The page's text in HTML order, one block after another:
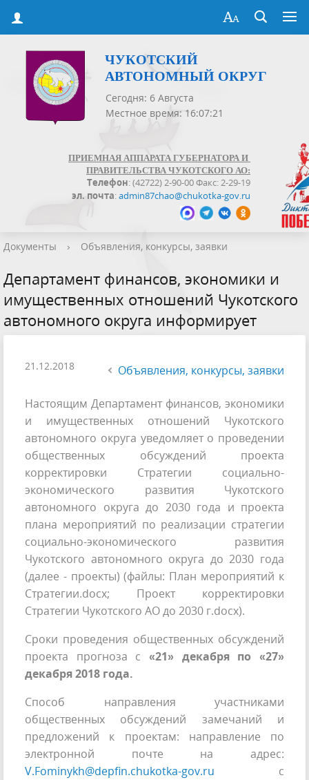
ЧУКОТСКИЙ
АВТОНОМНЫЙ ОКРУГ
Сегодня: 6 Августа
Местное время: 16:07:21
ПРИЕМНАЯ АППАРАТА ГУБЕРНАТОРА И
ПРАВИТЕЛЬСТВА ЧУКОТСКОГО АО:
Телефон: (42722) 2-90-00 Факс: 2-29-19
эл. почта:admin87chao@chukotka-gov.ru
Документы › Объявления, конкурсы, заявки
Департамент финансов, экономики и
имущественных отношений Чукотского
автономного округа информирует
21.12.2018 Объявления, конкурсы, заявки
Настоящим Департамент финансов, экономики
и имущественных отношений Чукотского
автономного округа уведомляет о проведении
общественных обсуждений проекта
корректировки Стратегии социально-
экономического развития Чукотского
автономного округа до 2030 года и проекта
плана мероприятий по реализации стратегии
социально-экономического развития
Чукотского автономного округа до 2030 года
(далее - проекты) (файлы: План мероприятий к
Стратегии.docx; Проект корректировки
Стратегии Чукотского АО до 2030 г.docx).
Сроки проведения общественных обсуждений
проекта прогноза с «21» декабря по «27»
декабря 2018 года.
Способ направления участниками
общественных обсуждений замечаний и
предложений к проектам: направление по
электронной почте на адрес:
V.Fominykh@depfin.chukotka-gov.ru с